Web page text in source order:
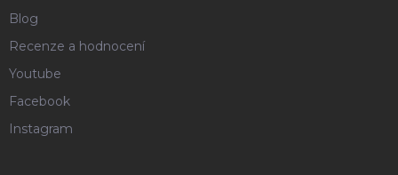
Blog
Recenze a hodnocení
Youtube
Facebook
Instagram